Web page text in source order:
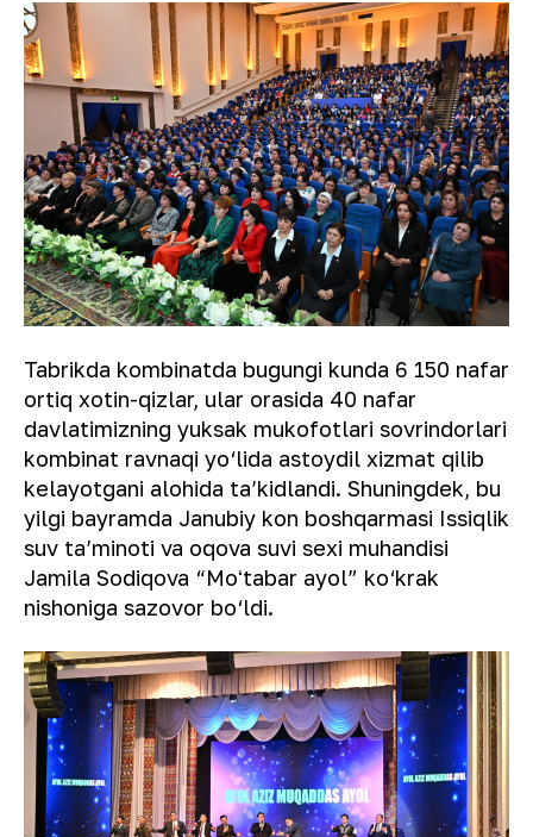
Tabrikda kombinatda bugungi kunda 6 150 nafar
ortiq xotin-qizlar, ular orasida 40 nafar
davlatimizning yuksak mukofotlari sovrindorlari
kombinat ravnaqi yo‘lida astoydil xizmat qilib
kelayotgani alohida taʼkidlandi. Shuningdek, bu
yilgi bayramda Janubiy kon boshqarmasi Issiqlik
suv taʼminoti va oqova suvi sexi muhandisi
Jamila Sodiqova “Moʻtabar ayol” ko‘krak
nishoniga sazovor bo‘ldi.